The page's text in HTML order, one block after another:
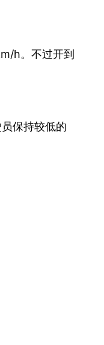
h。不过开到
保持较低的